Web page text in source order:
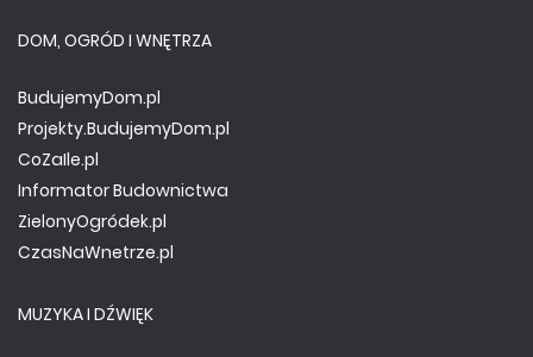
DOM, OGRÓD I WNĘTRZA
BudujemyDom.pl
Projekty.BudujemyDom.pl
CoZaIle.pl
Informator Budownictwa
ZielonyOgródek.pl
CzasNaWnetrze.pl
MUZYKA I DŹWIĘK